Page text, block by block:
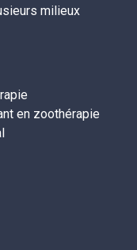
milieux
en zoothérapie